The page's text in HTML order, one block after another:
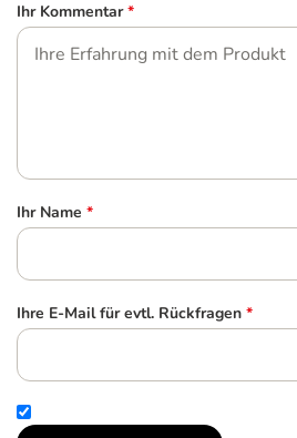
Ihr Kommentar *
Ihr Name *
Ihre E-Mail für evtl. Rückfragen *